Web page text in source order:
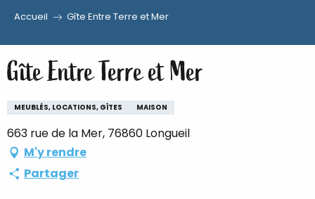
au
contenu
principal
Accueil Gîte Entre Terre et Mer
Gîte Entre Terre et Mer
MEUBLÉS, LOCATIONS, GÎTES MAISON
663 rue de la Mer, 76860 Longueil
M'y rendre
Partager